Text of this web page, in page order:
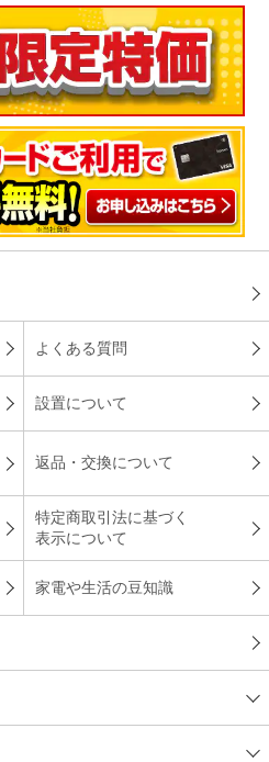
よくある質問
設置について
返品・交換について
特定商取引法に基づく
表示について
家電や生活の豆知識